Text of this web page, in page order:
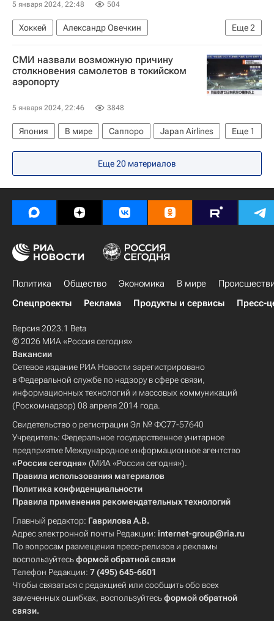
5 января 2024, 22:48 504
Еще2
Хоккей
Александр Овечкин
Национальная хоккейная лига (НХЛ)
Вокруг спорта
СМИ назвали возможную причину
столкновения самолетов в токийском
аэропорту
5 января 2024, 22:46 3848
Еще 1
Япония В мире Саппоро
Japan Airlines
Токио
Еще 20 материалов
Политика Общество Экономика В мире
Спецпроекты
Реклама Продукты и сервисы Пресс-
Версия 2023.1 Beta
© 2026 МИА «Россия сегодня»
Вакансии
Сетевое издание РИА Новости зарегистрировано
в Федеральной службе по надзору в сфере связи,
информационных технологий и массовых коммуникаций
(Роскомнадзор) 08 апреля 2014 года.
Свидетельство о регистрации Эл № ФС77-57640
Учредитель: Федеральное государственное унитарное
предприятие Международное информационное агентство
«Россия сегодня» (МИА «Россия сегодня»).
Правила использования материалов
Политика конфиденциальности
Правила применения рекомендательных технологий
Главный редактор: Гаврилова А.В.
Адрес электронной почты Редакции: internet-group@ria.ru
По вопросам размещения пресс-релизов и рекламы
воспользуйтесьформой обратной связи
Телефон Редакции: 7 (495) 645-6601
Чтобы связаться с редакцией или сообщить обо всех
замеченных ошибках, воспользуйтесьформой обратной
связи.